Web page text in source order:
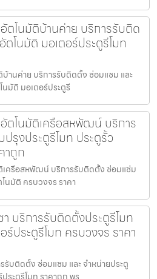
ตโนมัติบ้านค่าย บริการรับติด
โนมัติ มอเตอร์ประตูรีโมท
านค่าย บริการรับติดตั้ง ซ่อมแซม และ
นมัติ มอเตอร์ประตูรี
ตโนมัติเครือสหพัฒน์ บริการ
รุงประตูรีโมท ประตูรั้ว
าถูก
เครือสหพัฒน์ บริการรับติดตั้ง ซ่อมแซ่ม
นมัติ ครบวงจร ราคา
บริการรับติดตั้งประตูรีโมท
ประตูรีโมท ครบวงจร ราคา
รับติดตั้ง ซ่อมแซม และ จำหน่ายประตู